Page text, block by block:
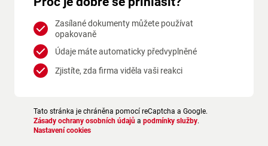
Zasílané dokumenty můžete používat
opakovaně
Údaje máte automaticky předvyplněné
Zjistíte, zda firma viděla vaši reakci
Tato stránka je chráněna pomocí reCaptcha a Google.
Zásady ochrany osobních údajů a podmínky služby.
Nastavení cookies